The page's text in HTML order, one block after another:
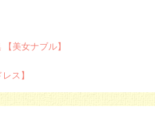
美女ナブル】
ス】